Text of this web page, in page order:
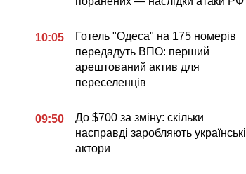
10:05
Готель "Одеса" на 175 номерів
передадуть ВПО: перший
арештований актив для
переселенців
09:50
До $700 за зміну: скільки
насправді заробляють українські
актори